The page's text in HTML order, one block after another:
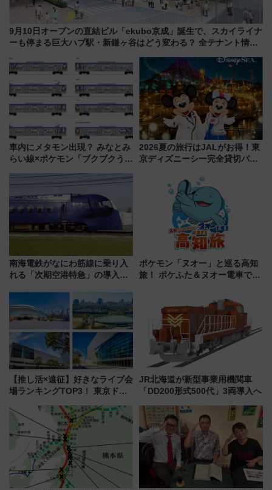
9月10日オープンの直結ビル「ekubo京成」誕生で、スカイライナ
ーも停まる巨大ハブ駅・新鎌ヶ谷はどう変わる？ 全テナント情報
車内にメタモン出現？ みなとみ
らい線×ポケモン「ブクブクうみ
行開始に！ この夏は直通列車で
横浜へ！
2026夏の旅行はJALがお得！東
京ディズニーシー完全貸切パー
ーン始まる 条件は「夏の国内
線に2回搭乗」
南海電鉄がなにわ筋線に乗り入
れる「次期空港特急」の導入を
日本初の鉄道デザイン
ポケモン「ヌオー」と巡る高知
旅！ ポケふた＆ヌオー電車で楽
路の絶景と絶品グルメを満喫！
（7月18日スタート）
【推し活×遠征】好きなライブ会
場ランキングTOP3！ 東京ドー
由と交通アクセス術、ライブ会
場に何を求める？
JR北海道が新型事業用機関車
「DD200形式500代」3両導入へ